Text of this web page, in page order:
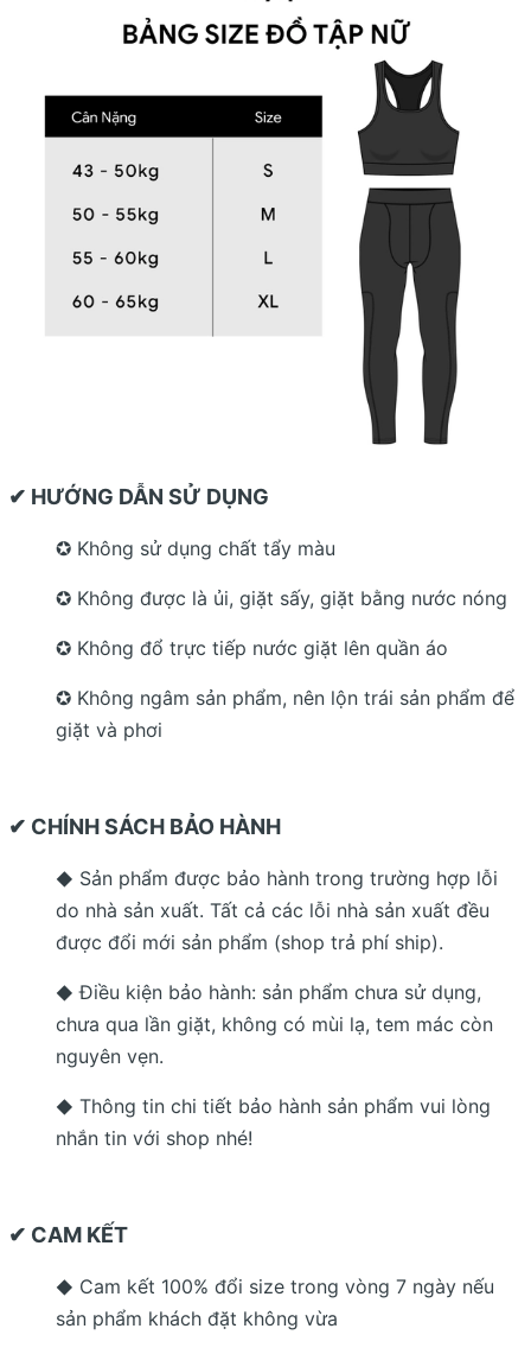
✔ HƯỚNG DẪN SỬ DỤNG
✪ Không sử dụng chất tẩy màu
✪ Không được là ủi, giặt sấy, giặt bằng nước nóng
✪ Không đổ trực tiếp nước giặt lên quần áo
✪ Không ngâm sản phẩm, nên lộn trái sản phẩm để
giặt và phơi
✔ CHÍNH SÁCH BẢO HÀNH
◆ Sản phẩm được bảo hành trong trường hợp lỗi
do nhà sản xuất. Tất cả các lỗi nhà sản xuất đều
được đổi mới sản phẩm (shop trả phí ship).
◆ Điều kiện bảo hành: sản phẩm chưa sử dụng,
chưa qua lần giặt, không có mùi lạ, tem mác còn
nguyên vẹn.
◆ Thông tin chi tiết bảo hành sản phẩm vui lòng
nhắn tin với shop nhé!
✔ CAM KẾT
◆ Cam kết 100% đổi size trong vòng 7 ngày nếu
sản phẩm khách đặt không vừa